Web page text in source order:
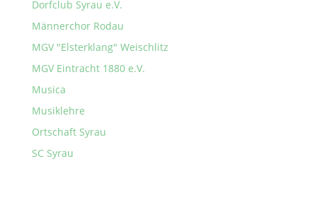
Dorfclub Syrau e.V.
Männerchor Rodau
MGV "Elsterklang" Weischlitz
MGV Eintracht 1880 e.V.
Musica
Musiklehre
Ortschaft Syrau
SC Syrau